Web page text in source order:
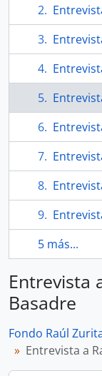
Entrevista
Entrevista
5 más...
Entrevista
Basadre
Fondo Raúl
Entrevista a